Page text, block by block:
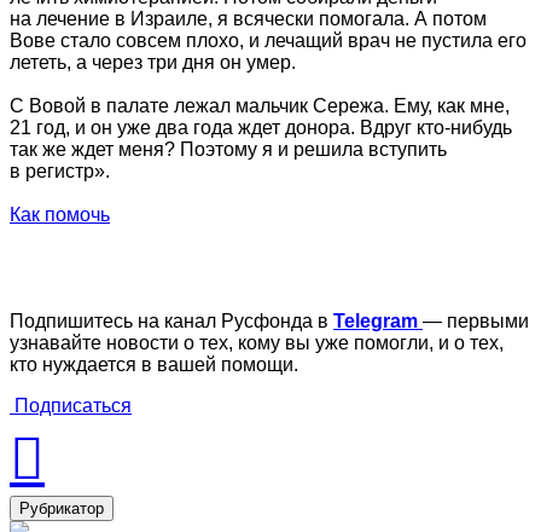
на лечение в Израиле, я всячески помогала. А потом
Вове стало совсем плохо, и лечащий врач не пустила его
лететь, а через три дня он умер.
С Вовой в палате лежал мальчик Сережа. Ему, как мне,
21 год, и он уже два года ждет донора. Вдруг кто‑нибудь
так же ждет меня? Поэтому я и решила вступить
в регистр».
Как помочь
Подпишитесь на канал Русфонда в Telegram — первыми
узнавайте новости о тех, кому вы уже помогли, и о тех,
кто нуждается в вашей помощи.
Подписаться
Рубрикатор